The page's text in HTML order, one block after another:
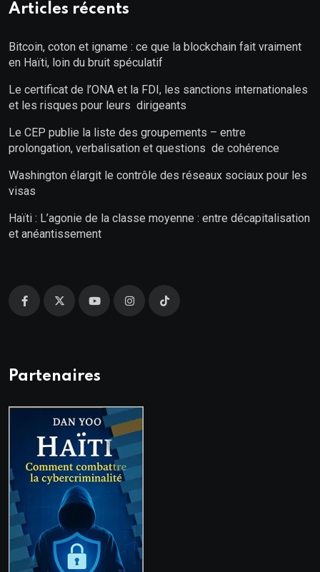
Articles récents
Bitcoin, coton et igname : ce que la blockchain fait vraiment
en Haïti, loin du bruit spéculatif
Le certificat de l’ONA et la FDI, les sanctions internationales
et les risques pour leurs dirigeants
Le CEP publie la liste des groupements – entre
prolongation, verbalisation et questions de cohérence
Washington élargit le contrôle des réseaux sociaux pour les
visas
Haïti : L’agonie de la classe moyenne : entre décapitalisation
et anéantissement
Partenaires